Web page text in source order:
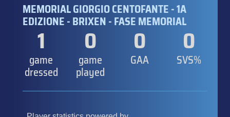
MEMORIAL GIORGIO CENTOFANTE - 1A
EDIZIONE - BRIXEN - FASE MEMORIAL
1
game
dressed
0
game
played
0
GAA
0
SVS%